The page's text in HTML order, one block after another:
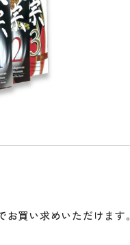
買い求めいただけます。